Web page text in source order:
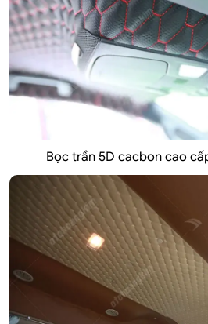
Bọc trần 5D cacbon cao